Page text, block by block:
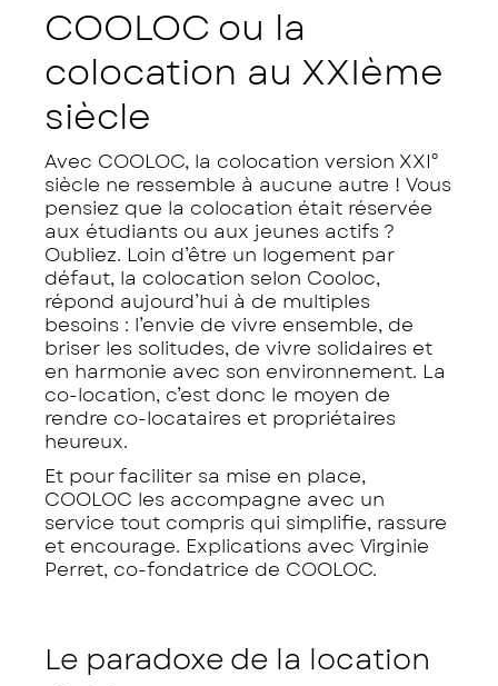
COOLOC ou la
colocation au XXIème
siècle
Avec COOLOC, la colocation version XXI°
siècle ne ressemble à aucune autre ! Vous
pensiez que la colocation était réservée
aux étudiants ou aux jeunes actifs ?
Oubliez. Loin d’être un logement par
défaut, la colocation selon Cooloc,
répond aujourd’hui à de multiples
besoins : l’envie de vivre ensemble, de
briser les solitudes, de vivre solidaires et
en harmonie avec son environnement. La
co-location, c’est donc le moyen de
rendre co-locataires et propriétaires
heureux.
Et pour faciliter sa mise en place,
COOLOC les accompagne avec un
service tout compris qui simplifie, rassure
et encourage. Explications avec Virginie
Perret, co-fondatrice de COOLOC.
Le paradoxe de la location